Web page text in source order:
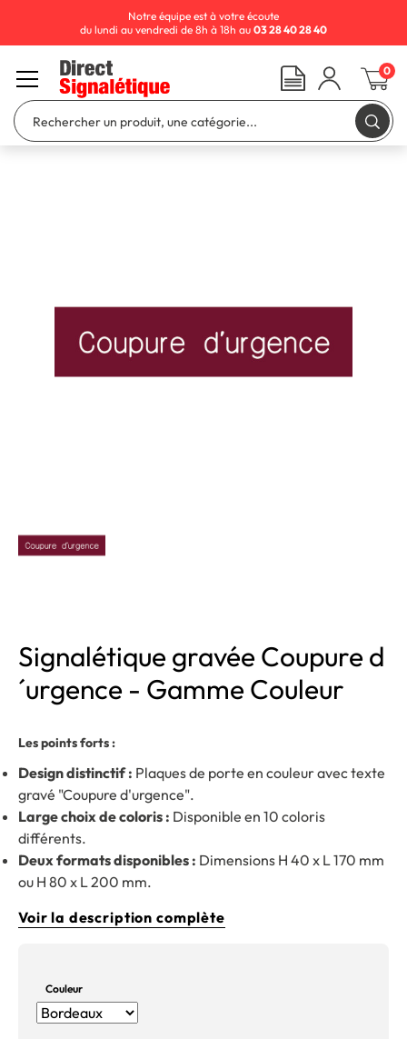
Signalétique gravée Coupure d
´urgence - Gamme Couleur
Les points forts :
Design distinctif : Plaques de porte en couleur avec texte
gravé "Coupure d'urgence".
Large choix de coloris : Disponible en 10 coloris
différents.
Deux formats disponibles : Dimensions H 40 x L 170 mm
ou H 80 x L 200 mm.
Voir la description complète
Couleur
Notre équipe est à votre écoute
du lundi au vendredi de 8h à 18h au 03 28 40 28 40
0